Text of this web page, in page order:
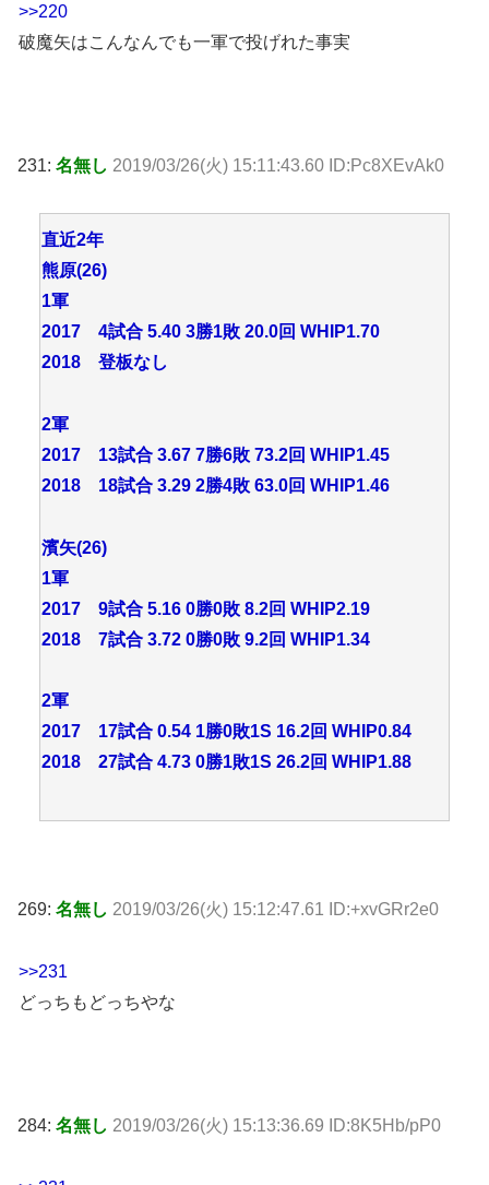
>>220
破魔矢はこんなんでも一軍で投げれた事実
231: 名無し 2019/03/26(火) 15:11:43.60 ID:Pc8XEvAk0
直近2年
熊原(26)
1軍
2017 4試合 5.40 3勝1敗 20.0回 WHIP1.70
2018 登板なし
2軍
2017 13試合 3.67 7勝6敗 73.2回 WHIP1.45
2018 18試合 3.29 2勝4敗 63.0回 WHIP1.46
濱矢(26)
1軍
2017 9試合 5.16 0勝0敗 8.2回 WHIP2.19
2018 7試合 3.72 0勝0敗 9.2回 WHIP1.34
2軍
2017 17試合 0.54 1勝0敗1S 16.2回 WHIP0.84
2018 27試合 4.73 0勝1敗1S 26.2回 WHIP1.88
269: 名無し 2019/03/26(火) 15:12:47.61 ID:+xvGRr2e0
>>231
どっちもどっちやな
284: 名無し 2019/03/26(火) 15:13:36.69 ID:8K5Hb/pP0